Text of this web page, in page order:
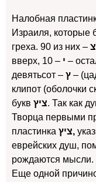
Налобная
Израиля, которые
греха. 90 из них – צ
вверх, 10 – י –
девятьсот – ץ –
клипот (оболочки
букв ציץ. Так как
Творца первыми
пластинка
ציץ,
еврейских душ,
рождаются мысли.
Еще одной